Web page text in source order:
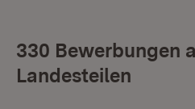
330 Bewerbungen
Landesteilen